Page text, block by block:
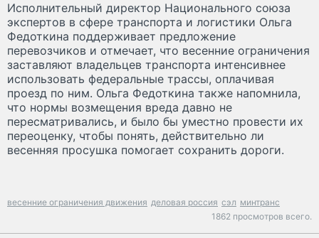
Исполнительный директор Национального союза
экспертов в сфере транспорта и логистики Ольга
Федоткина поддерживает предложение
перевозчиков и отмечает, что весенние ограничения
заставляют владельцев транспорта интенсивнее
использовать федеральные трассы, оплачивая
проезд по ним. Ольга Федоткина также напомнила,
что нормы возмещения вреда давно не
пересматривались, и было бы уместно провести их
переоценку, чтобы понять, действительно ли
весенняя просушка помогает сохранить дороги.
весенние ограничения движения деловая россия сэл минтранс
1862 просмотров всего.